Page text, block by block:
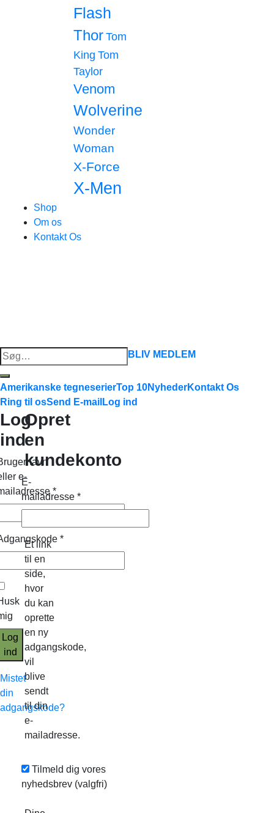
Flash
Thor Tom
King Tom
Taylor
Venom
Wolverine
Wonder
Woman
X-Force
X-Men
Shop
Om os
Kontakt Os
Søg
efter:
BLIV MEDLEM
Amerikanske tegneserierTop 10NyhederKontakt Os
Ring til osSend E-mail Log ind
Log
ind
e-
*
*
Log
ind
Mistet
din
adgangskode?
Opret
en
kundekonto
E-
mailadresse *
Et link
til en
side,
hvor
du kan
oprette
en ny
adgangskode,
vil
blive
sendt
til din
e-
mailadresse.
Tilmeld dig vores
nyhedsbrev (valgfri)